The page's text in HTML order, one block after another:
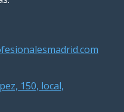
150, local,